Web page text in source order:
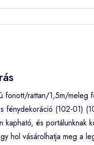
fonott/rattan/1,5m/meleg
fénydekoráció (102-01)
kapható, és portálunknak
hol vásárolhatja meg a